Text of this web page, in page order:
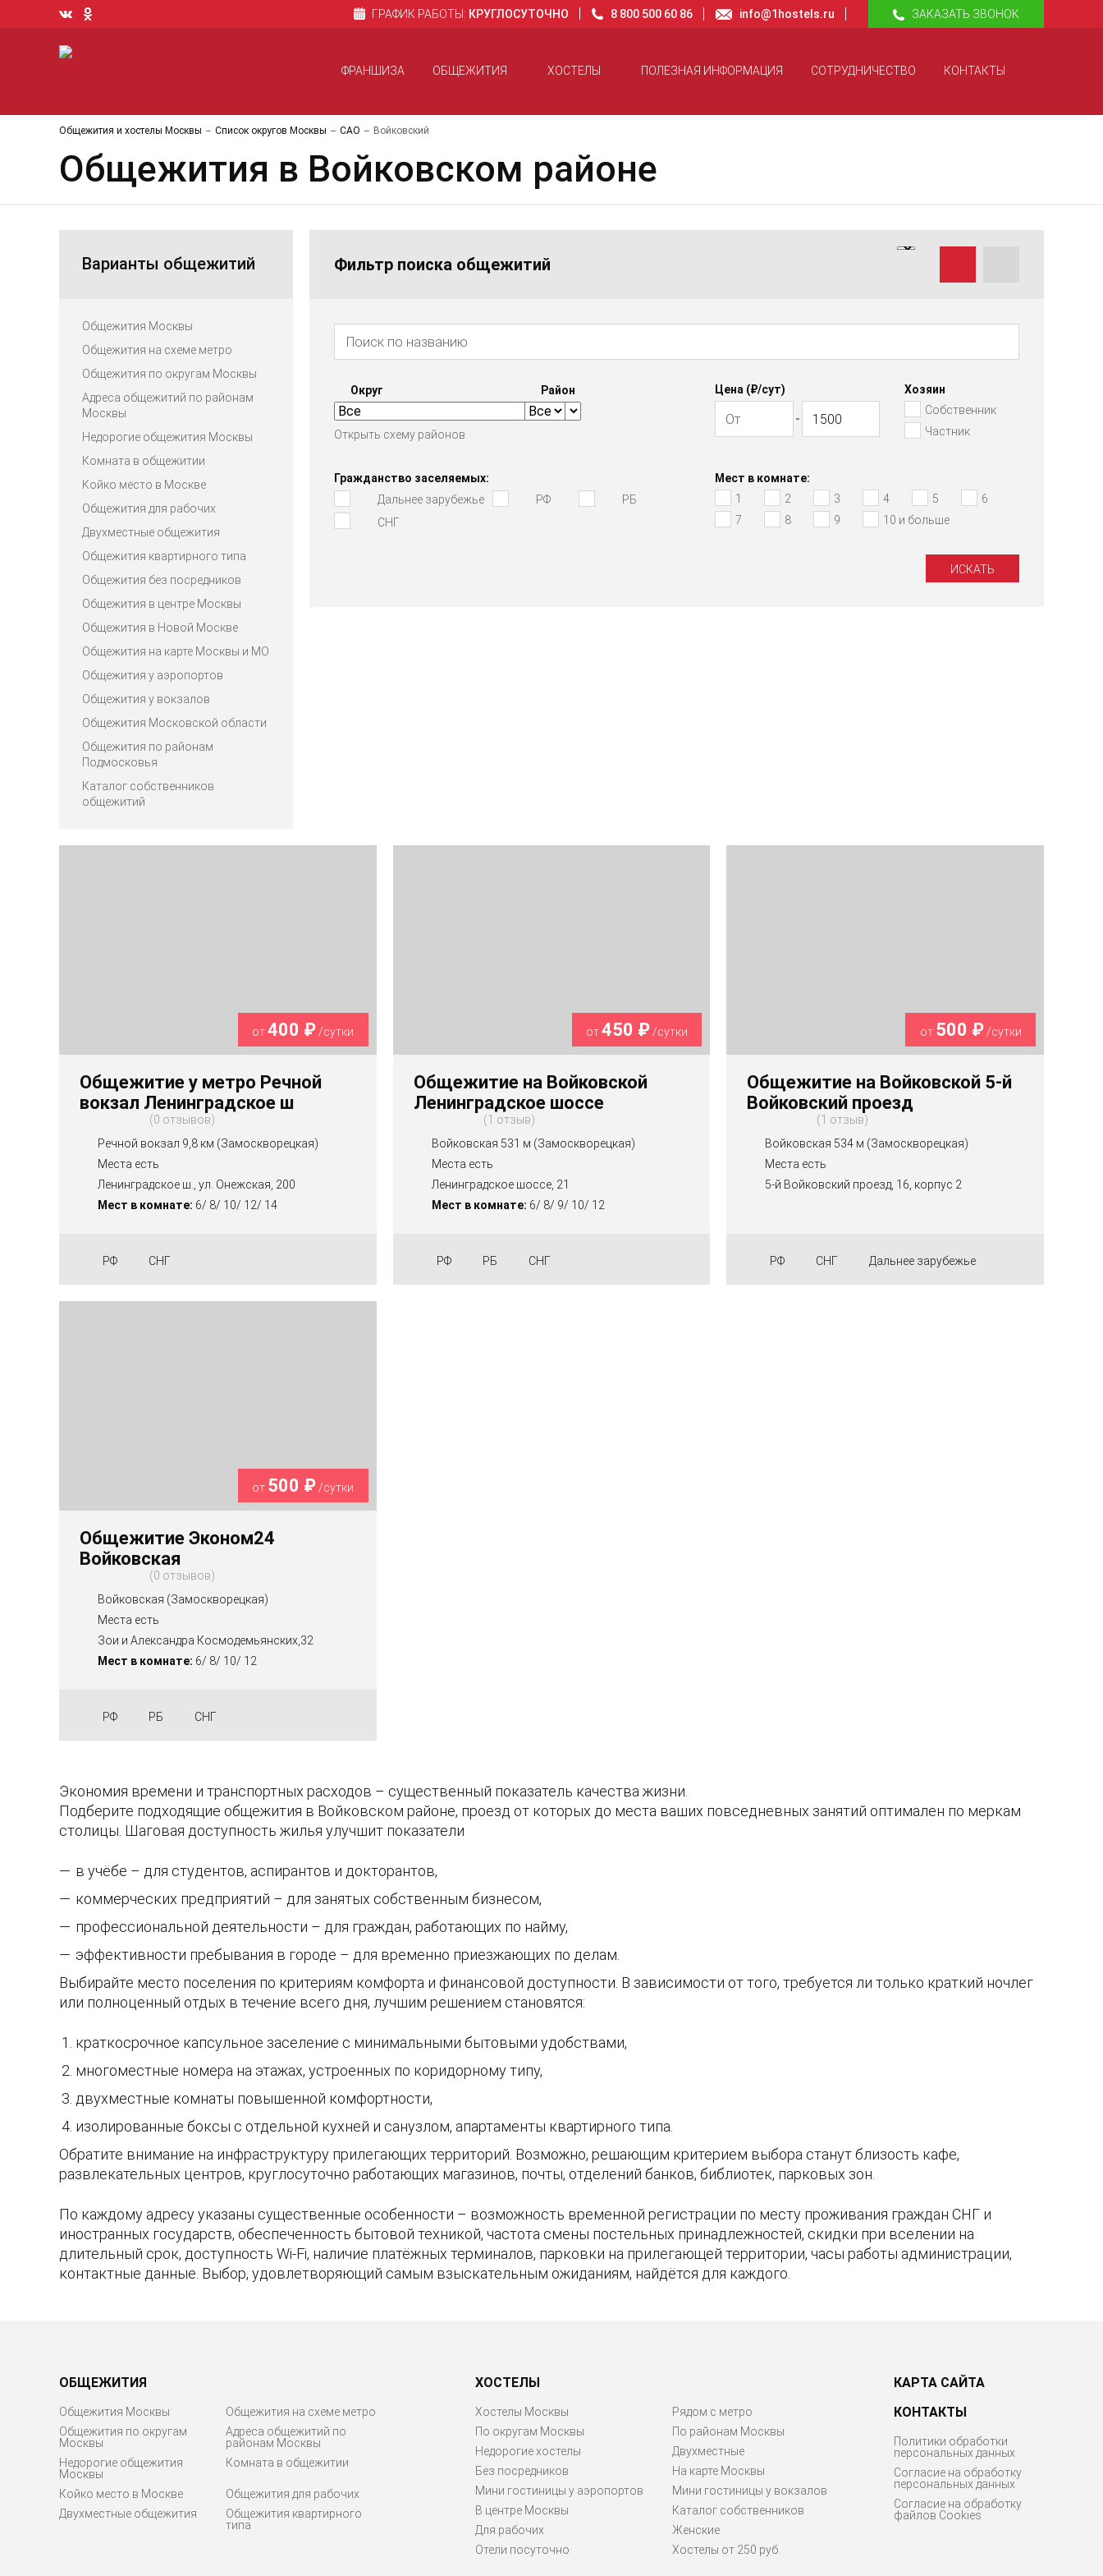
ГРАФИК РАБОТЫ: КРУГЛОСУТОЧНО 8 800 500 60 86 info@1hostels.ru ЗАКАЗАТЬ ЗВОНОК
ФРАНШИЗА ОБЩЕЖИТИЯ ХОСТЕЛЫ ПОЛЕЗНАЯ ИНФОРМАЦИЯ СОТРУДНИЧЕСТВО КОНТАКТЫ
Общежития и хостелы Москвы Список округов Москвы САО Войковский
Общежития в Войковском районе
Варианты общежитий
Общежития Москвы
Общежития на схеме метро
Общежития по округам Москвы
Адреса общежитий по районам
Москвы
Недорогие общежития Москвы
Комната в общежитии
Койко место в Москве
Общежития для рабочих
Двухместные общежития
Общежития квартирного типа
Общежития без посредников
Общежития в центре Москвы
Общежития в Новой Москве
Общежития на карте Москвы и МО
Общежития у аэропортов
Общежития у вокзалов
Общежития Московской области
Общежития по районам
Подмосковья
Каталог собственников
общежитий
Фильтр поиска общежитий
Округ
Открыть схему районов
Район Цена (₽/cут)
Хозяин
Собственник
Частник
Гражданство заселяемых:
Дальнее зарубежье
РФ
РБ
СНГ
Мест в комнате:
1
2 3 4 5
6
7
8 9 10 и больше
от400 ₽ /сутки
Общежитие у метро Речной
вокзал Ленинградское ш
0 отзывов
Речной вокзал 9,8 км (Замоскворецкая)
Места есть
Ленинградское ш., ул. Онежская, 200
Мест в комнате: 6/ 8/ 10/ 12/ 14
РФ СНГ
от450 ₽ /сутки
Общежитие на Войковской
Ленинградское шоссе
1 отзыв
Войковская 531 м (Замоскворецкая)
Места есть
Ленинградское шоссе, 21
Мест в комнате: 6/ 8/ 9/ 10/ 12
РФ РБ СНГ
от 500 ₽/сутки
Общежитие на Войковской 5-й
Войковский проезд
1 отзыв
Войковская 534 м (Замоскворецкая)
Места есть
5-й Войковский проезд, 16, корпус 2
РФ СНГ Дальнее зарубежье
от 500 ₽/сутки
Общежитие Эконом24
Войковская
0 отзывов
Войковская (Замоскворецкая)
Места есть
Зои и Александра Космодемьянских,32
Мест в комнате: 6/ 8/ 10/ 12
РФ РБ СНГ
Экономия времени и транспортных расходов – существенный показатель качества жизни.
Подберите подходящие общежития в Войковском районе, проезд от которых до места ваших повседневных занятий оптимален по меркам
столицы. Шаговая доступность жилья улучшит показатели
в учёбе – для студентов, аспирантов и докторантов,
коммерческих предприятий – для занятых собственным бизнесом,
профессиональной деятельности – для граждан, работающих по найму,
эффективности пребывания в городе – для временно приезжающих по делам.
Выбирайте место поселения по критериям комфорта и финансовой доступности. В зависимости от того, требуется ли только краткий ночлег
или полноценный отдых в течение всего дня, лучшим решением становятся:
краткосрочное капсульное заселение с минимальными бытовыми удобствами,
многоместные номера на этажах, устроенных по коридорному типу,
двухместные комнаты повышенной комфортности,
изолированные боксы с отдельной кухней и санузлом, апартаменты квартирного типа.
Обратите внимание на инфраструктуру прилегающих территорий. Возможно, решающим критерием выбора станут близость кафе,
развлекательных центров, круглосуточно работающих магазинов, почты, отделений банков, библиотек, парковых зон.
По каждому адресу указаны существенные особенности – возможность временной регистрации по месту проживания граждан СНГ и
иностранных государств, обеспеченность бытовой техникой, частота смены постельных принадлежностей, скидки при вселении на
длительный срок, доступность Wi-Fi, наличие платёжных терминалов, парковки на прилегающей территории, часы работы администрации,
контактные данные. Выбор, удовлетворяющий самым взыскательным ожиданиям, найдётся для каждого.
ОБЩЕЖИТИЯ
Общежития Москвы
Общежития на схеме метро
Общежития по округам
Москвы
Адреса общежитий по
районам Москвы
Недорогие общежития
Москвы
Комната в общежитии
Койко место в Москве
Общежития для рабочих
Двухместные общежития
Общежития квартирного
типа
ХОСТЕЛЫ
Хостелы Москвы
По округам Москвы
Недорогие хостелы
Без посредников
Мини гостиницы у аэропортов
В центре Москвы
Для рабочих
Отели посуточно
Рядом с метро
По районам Москвы
Двухместные
На карте Москвы
Мини гостиницы у вокзалов
Каталог собственников
Женские
Хостелы от 250 руб.
КАРТА САЙТА
КОНТАКТЫ
Политики обработки
персональных данных
Согласие на обработку
персональных данных
Согласие на обработку
файлов Cookies